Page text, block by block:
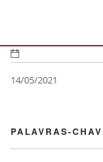
14/05/2021
PALAVRAS-